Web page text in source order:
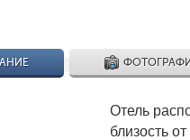
Отель
близость